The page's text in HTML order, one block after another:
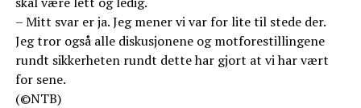
– Mitt svar er ja. Jeg mener vi var for lite til stede der.
Jeg tror også alle diskusjonene og motforestillingene
rundt sikkerheten rundt dette har gjort at vi har vært
for sene.
(©NTB)